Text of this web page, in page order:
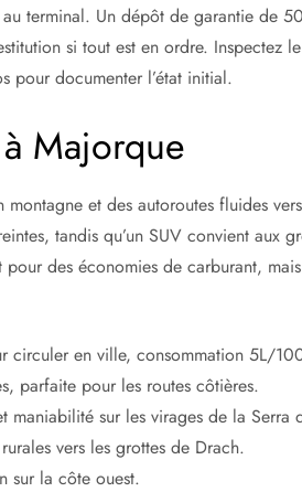
terminal. Un dépôt de garantie de
si tout est en ordre. Inspectez
pour documenter l’état initial.
Majorque
et des autoroutes fluides
tandis qu’un SUV convient aux
des économies de carburant,
circuler en ville, consommation 5L/
parfaite pour les routes côtières.
sur les virages de la Serra
vers les grottes de Drach.
sur la côte ouest.